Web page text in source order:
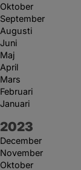
Oktober
September
Augusti
Juni
Maj
April
Mars
Februari
Januari
År:
2023
December
November
Oktober